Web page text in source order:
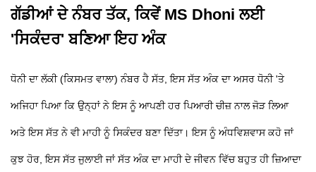
ਗੱਡੀਆਂ ਦੇ ਨੰਬਰ ਤੱਕ, ਕਿਵੇਂ MS Dhoni ਲਈ
'ਸਿਕੰਦਰ' ਬਣਿਆ ਇਹ ਅੰਕ
ਧੋਨੀ ਦਾ ਲੱਕੀ (ਕਿਸਮਤ ਵਾਲਾ) ਨੰਬਰ ਹੈ ਸੱਤ, ਇਸ ਸੱਤ ਅੰਕ ਦਾ ਅਸਰ ਧੋਨੀ 'ਤੇ
ਅਜਿਹਾ ਪਿਆ ਕਿ ਉਨ੍ਹਾਂ ਨੇ ਇਸ ਨੂੰ ਆਪਣੀ ਹਰ ਪਿਆਰੀ ਚੀਜ਼ ਨਾਲ ਜੋੜ ਲਿਆ
ਅਤੇ ਇਸ ਸੱਤ ਨੇ ਵੀ ਮਾਹੀ ਨੂੰ ਸਿਕੰਦਰ ਬਣਾ ਦਿੱਤਾ। ਇਸ ਨੂੰ ਅੰਧਵਿਸ਼ਵਾਸ ਕਹੋ ਜਾਂ
ਕੁਝ ਹੋਰ, ਇਸ ਸੱਤ ਜੁਲਾਈ ਜਾਂ ਸੱਤ ਅੰਕ ਦਾ ਮਾਹੀ ਦੇ ਜੀਵਨ ਵਿੱਚ ਬਹੁਤ ਹੀ ਜ਼ਿਆਦਾ